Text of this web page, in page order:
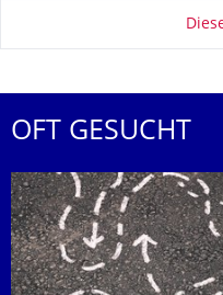
OFT GESUCHT